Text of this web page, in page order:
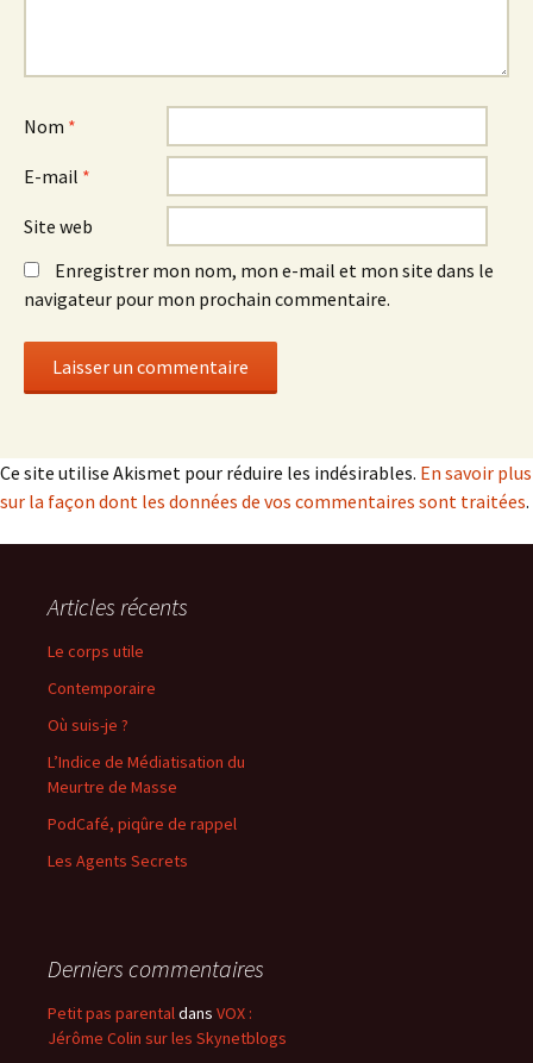
Nom *
E-mail *
Site web
Enregistrer mon nom, mon e-mail et mon site dans le
navigateur pour mon prochain commentaire.
Ce site utilise Akismet pour réduire les indésirables. En savoir plus
sur la façon dont les données de vos commentaires sont traitées.
Articles récents
Le corps utile
Contemporaire
Où suis-je ?
L’Indice de Médiatisation du
Meurtre de Masse
PodCafé, piqûre de rappel
Les Agents Secrets
Derniers commentaires
Petit pas parentaldans VOX :
Jérôme Colin sur les Skynetblogs